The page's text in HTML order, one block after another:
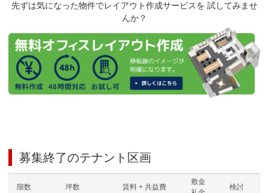
先ずは気になった物件でレイアウト作成サービスを 試してみませ
んか？
募集終了のテナント区画
階数 坪数 賃料 + 共益費
敷金
検討